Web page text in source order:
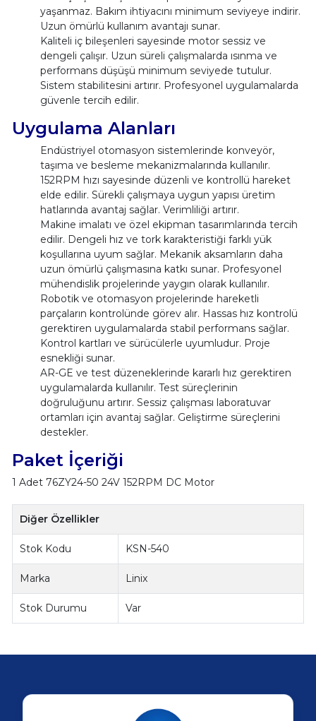
yaşanmaz. Bakım ihtiyacını minimum seviyeye indirir.
Uzun ömürlü kullanım avantajı sunar.
Kaliteli iç bileşenleri sayesinde motor sessiz ve
dengeli çalışır. Uzun süreli çalışmalarda ısınma ve
performans düşüşü minimum seviyede tutulur.
Sistem stabilitesini artırır. Profesyonel uygulamalarda
güvenle tercih edilir.
Uygulama Alanları
Endüstriyel otomasyon sistemlerinde konveyör,
taşıma ve besleme mekanizmalarında kullanılır.
152RPM hızı sayesinde düzenli ve kontrollü hareket
elde edilir. Sürekli çalışmaya uygun yapısı üretim
hatlarında avantaj sağlar. Verimliliği artırır.
Makine imalatı ve özel ekipman tasarımlarında tercih
edilir. Dengeli hız ve tork karakteristiği farklı yük
koşullarına uyum sağlar. Mekanik aksamların daha
uzun ömürlü çalışmasına katkı sunar. Profesyonel
mühendislik projelerinde yaygın olarak kullanılır.
Robotik ve otomasyon projelerinde hareketli
parçaların kontrolünde görev alır. Hassas hız kontrolü
gerektiren uygulamalarda stabil performans sağlar.
Kontrol kartları ve sürücülerle uyumludur. Proje
esnekliği sunar.
AR-GE ve test düzeneklerinde kararlı hız gerektiren
uygulamalarda kullanılır. Test süreçlerinin
doğruluğunu artırır. Sessiz çalışması laboratuvar
ortamları için avantaj sağlar. Geliştirme süreçlerini
destekler.
Paket İçeriği
1 Adet 76ZY24-50 24V 152RPM DC Motor
Diğer Özellikler
Stok Kodu KSN-540
Marka Linix
Stok Durumu Var